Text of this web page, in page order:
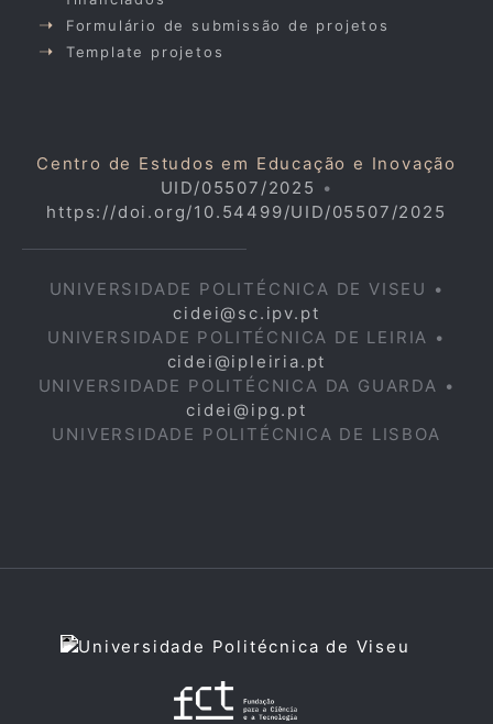
Formulário de submissão de projetos
Template projetos
Centro de Estudos em Educação e Inovação
UID/05507/2025 •
https://doi.org/10.54499/UID/05507/2025
UNIVERSIDADE POLITÉCNICA DE VISEU •
cidei@sc.ipv.pt
UNIVERSIDADE POLITÉCNICA DE LEIRIA •
cidei@ipleiria.pt
UNIVERSIDADE POLITÉCNICA DA GUARDA •
cidei@ipg.pt
UNIVERSIDADE POLITÉCNICA DE LISBOA